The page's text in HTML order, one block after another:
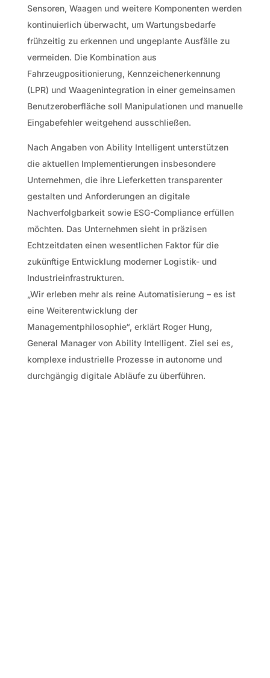
Sensoren, Waagen und weitere Komponenten werden
kontinuierlich überwacht, um Wartungsbedarfe
frühzeitig zu erkennen und ungeplante Ausfälle zu
vermeiden. Die Kombination aus
Fahrzeugpositionierung, Kennzeichenerkennung
(LPR) und Waagenintegration in einer gemeinsamen
Benutzeroberfläche soll Manipulationen und manuelle
Eingabefehler weitgehend ausschließen.
Nach Angaben von Ability Intelligent unterstützen
die aktuellen Implementierungen insbesondere
Unternehmen, die ihre Lieferketten transparenter
gestalten und Anforderungen an digitale
Nachverfolgbarkeit sowie ESG-Compliance erfüllen
möchten. Das Unternehmen sieht in präzisen
Echtzeitdaten einen wesentlichen Faktor für die
zukünftige Entwicklung moderner Logistik- und
Industrieinfrastrukturen.
„Wir erleben mehr als reine Automatisierung – es ist
eine Weiterentwicklung der
Managementphilosophie“, erklärt Roger Hung,
General Manager von Ability Intelligent. Ziel sei es,
komplexe industrielle Prozesse in autonome und
durchgängig digitale Abläufe zu überführen.